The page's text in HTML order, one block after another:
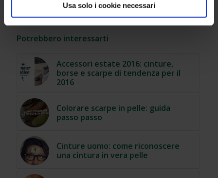
Usa solo i cookie necessari
Potrebbero interessarti
Accessori estate 2016: cinture,
borse e scarpe di tendenza per il
2016
Colorare scarpe in pelle: guida
passo passo
Cinture uomo: come riconoscere
una cintura in vera pelle